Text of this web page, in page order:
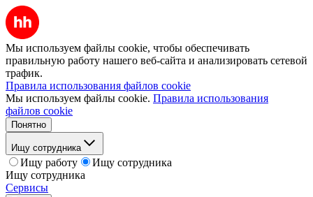
Мы используем файлы cookie, чтобы обеспечивать
правильную работу нашего веб-сайта и анализировать сетевой
трафик.
Правила использования файлов cookie
Мы используем файлы cookie. Правила использования
файлов cookie
Понятно
Ищу сотрудника
Ищу работу
Ищу сотрудника
Ищу сотрудника
Сервисы